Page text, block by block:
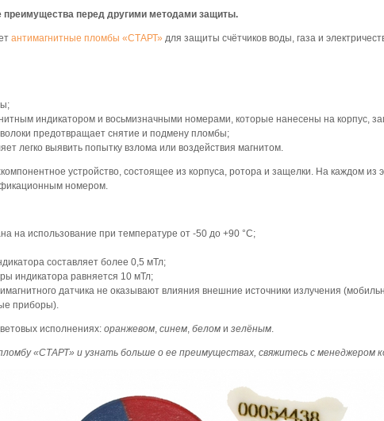
перед другими методами защиты.
антимагнитные пломбы «СТАРТ» для защиты счётчиков воды, газа и
индикатором и восьмизначными номерами, которые нанесены на корпус,
предотвращает снятие и подмену пломбы;
легко выявить попытку взлома или воздействия магнитом.
устройство, состоящее из корпуса, ротора и защелки. На каждом из
номером.
на использование при температуре от -50 до +90 °C;
составляет более 0,5 мТл;
индикатора равняется 10 мТл;
датчика не оказывают влияния внешние источники излучения
приборы).
исполнениях: оранжевом, синем, белом и зелёным.
«СТАРТ» и узнать больше о ее преимуществах, свяжитесь с менеджером